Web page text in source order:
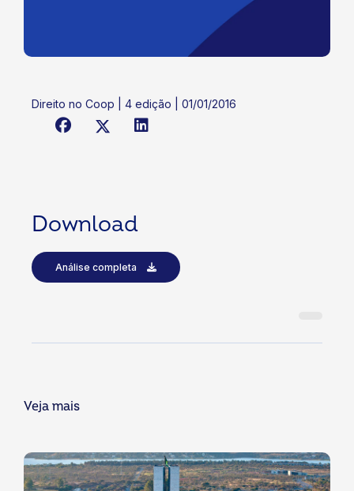
Direito no Coop | 4 edição | 01/01/2016
Download
Análise completa
Veja mais